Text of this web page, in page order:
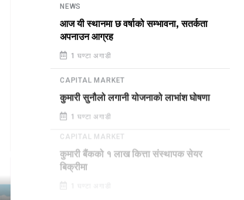
NEWS
आज यी स्थानमा छ वर्षाको सम्भावना, सतर्कता
अपनाउन आग्रह
1 घण्टा अगाडी
CAPITAL MARKET
कुमारी सुनौलो लगानी योजनाको लाभांश घोषणा
1 घण्टा अगाडी
कुमारी बैंकको १ लाख कित्ता संस्थापक सेयर
बिक्रीमा